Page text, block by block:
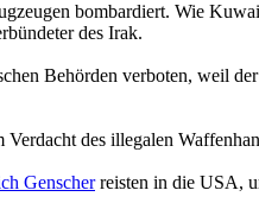
bombardiert. Wie
des Irak.
Behörden verboten, weil
des illegalen
Genscherreisten in die USA,